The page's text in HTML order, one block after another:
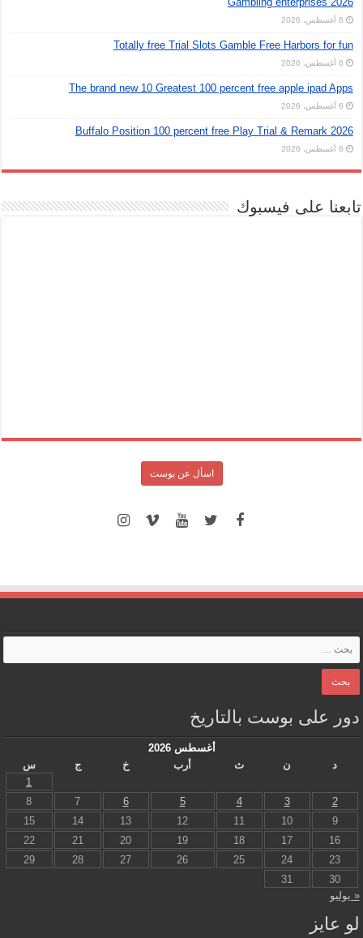
6 أغسطس، 2026
Totally free Trial Slots Gamble Free Harbors for fun
6 أغسطس، 2026
The brand new 10 Greatest 100 percent free apple ipad Apps
6 أغسطس، 2026
Buffalo Position 100 percent free Play Trial & Remark 2026
6 أغسطس، 2026
تابعنا على فيسبوك
اسأل عن بوست
دور على بوست بالتاريخ
أغسطس 2026
د
ن ث أرب خ ج
س
1
2
3
4
5
6
7
8
9
10
11
12
13
14
15
16
17
18
19
20
21
22
23
24
25
26
27
28
29
30
31
« يوليو
لو عايز